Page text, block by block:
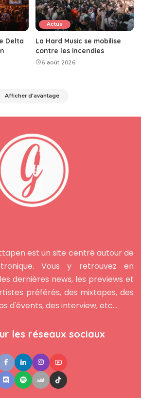
Delta
Actus
La Hard Music se mobilise
contre les incendies
6 août 2026
Afficher d'avantage
est un site centré autour de
Vous y retrouvez en
dernières news, les previews et
préférés, des mixtapes, des
d'évents, des interview, etc...
les réseaux sociaux